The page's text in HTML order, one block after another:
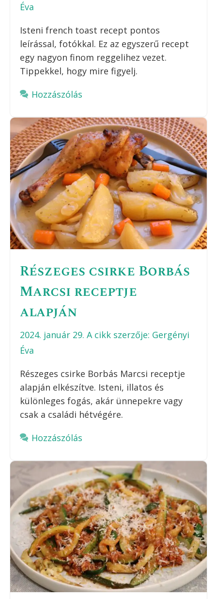
Éva
Isteni french toast recept pontos
leírással, fotókkal. Ez az egyszerű recept
egy nagyon finom reggelihez vezet.
Tippekkel, hogy mire figyelj.
Hozzászólás
Részeges csirke Borbás
Marcsi receptje
alapján
2024. január 29. A cikk szerzője: Gergényi
Éva
Részeges csirke Borbás Marcsi receptje
alapján elkészítve. Isteni, illatos és
különleges fogás, akár ünnepekre vagy
csak a családi hétvégére.
Hozzászólás